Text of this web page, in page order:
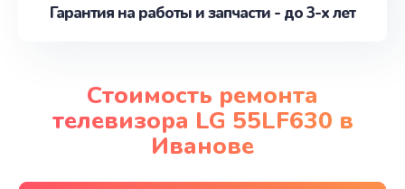
Гарантия на работы и запчасти - до 3-х лет
Стоимость ремонта
телевизора LG 55LF630 в
Иванове